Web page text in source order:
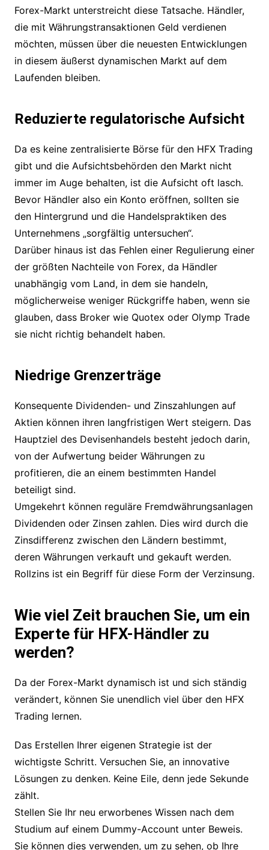
Forex-Markt unterstreicht diese Tatsache. Händler,
die mit Währungstransaktionen Geld verdienen
möchten, müssen über die neuesten Entwicklungen
in diesem äußerst dynamischen Markt auf dem
Laufenden bleiben.
Reduzierte regulatorische Aufsicht
Da es keine zentralisierte Börse für den HFX Trading
gibt und die Aufsichtsbehörden den Markt nicht
immer im Auge behalten, ist die Aufsicht oft lasch.
Bevor Händler also ein Konto eröffnen, sollten sie
den Hintergrund und die Handelspraktiken des
Unternehmens „sorgfältig untersuchen“.
Darüber hinaus ist das Fehlen einer Regulierung einer
der größten Nachteile von Forex, da Händler
unabhängig vom Land, in dem sie handeln,
möglicherweise weniger Rückgriffe haben, wenn sie
glauben, dass Broker wie Quotex oder Olymp Trade
sie nicht richtig behandelt haben.
Niedrige Grenzerträge
Konsequente Dividenden- und Zinszahlungen auf
Aktien können ihren langfristigen Wert steigern. Das
Hauptziel des Devisenhandels besteht jedoch darin,
von der Aufwertung beider Währungen zu
profitieren, die an einem bestimmten Handel
beteiligt sind.
Umgekehrt können reguläre Fremdwährungsanlagen
Dividenden oder Zinsen zahlen. Dies wird durch die
Zinsdifferenz zwischen den Ländern bestimmt,
deren Währungen verkauft und gekauft werden.
Rollzins ist ein Begriff für diese Form der Verzinsung.
Wie viel Zeit brauchen Sie, um ein
Experte für HFX-Händler zu
werden?
Da der Forex-Markt dynamisch ist und sich ständig
verändert, können Sie unendlich viel über den HFX
Trading lernen.
Das Erstellen Ihrer eigenen Strategie ist der
wichtigste Schritt. Versuchen Sie, an innovative
Lösungen zu denken. Keine Eile, denn jede Sekunde
zählt.
Stellen Sie Ihr neu erworbenes Wissen nach dem
Studium auf einem Dummy-Account unter Beweis.
Sie können dies verwenden, um zu sehen, ob Ihre